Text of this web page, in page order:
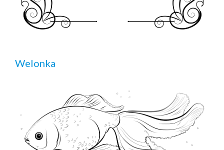
Welonka